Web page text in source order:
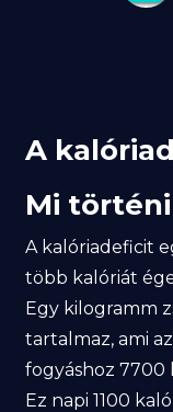
A
Mi
A kalóriadeficit
több kalóriát
Egy kilogramm
tartalmaz, ami
fogyáshoz
Ez napi 1100